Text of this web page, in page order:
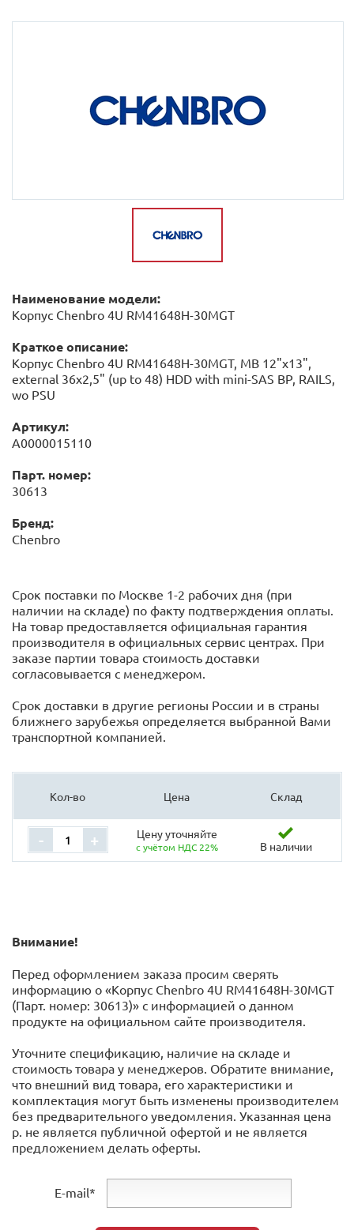
Наименование модели:
Корпус Chenbro 4U RM41648H-30MGT
Краткое описание:
Корпус Chenbro 4U RM41648H-30MGT, MB 12"x13",
external 36x2,5" (up to 48) HDD with mini-SAS BP, RAILS,
wo PSU
Артикул:
А0000015110
Парт. номер:
30613
Бренд:
Chenbro
Срок поставки по Москве 1-2 рабочих дня (при
наличии на складе) по факту подтверждения оплаты.
На товар предоставляется официальная гарантия
производителя в официальных сервис центрах. При
заказе партии товара стоимость доставки
согласовывается с менеджером.
Срок доставки в другие регионы России и в страны
ближнего зарубежья определяется выбранной Вами
транспортной компанией.
Кол-во Цена Склад
- + Цену уточняйте
с учётом НДС 22% В наличии
Внимание!
Перед оформлением заказа просим сверять
информацию о «Корпус Chenbro 4U RM41648H-30MGT
(Парт. номер: 30613)» с информацией o данном
продукте на официальном сайте производителя.
Уточните спецификацию, наличие на складе и
стоимость товара у менеджеров. Обратите внимание,
что внешний вид товара, его характеристики и
комплектация могут быть изменены производителем
без предварительного уведомления. Указанная цена
р. не является публичной офертой и не является
предложением делать оферты.
E-mail*